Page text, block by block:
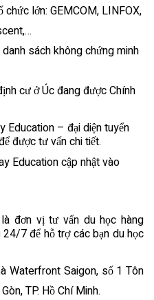
chức lớn: GEMCOM, LINFOX,
sách không chứng minh
cư ở Úc đang được Chính
Education – đại diện tuyển
được tư vấn chi tiết.
Education cập nhật vào
là đơn vị tư vấn du học hàng
7 để hỗ trợ các bạn du học
Waterfront Saigon, số 1 Tôn
TP. Hồ Chí Minh.